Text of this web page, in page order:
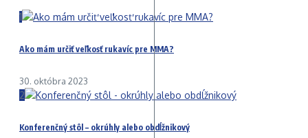
1
Ako mám určiť veľkosť rukavíc pre MMA?
30. októbra 2023
2
Konferenčný stôl – okrúhly alebo obdĺžnikový